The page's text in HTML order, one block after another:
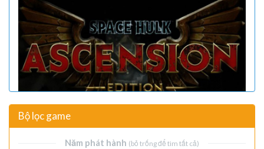
Bộ lọc game
Năm phát hành (bỏ trống để tìm tất cả)